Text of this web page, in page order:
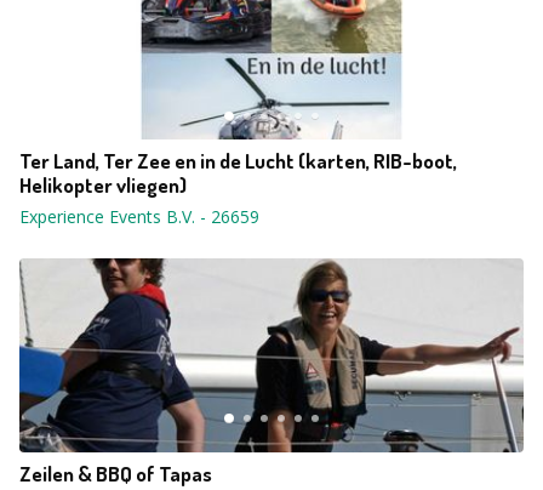
Ter Land, Ter Zee en in de Lucht (karten, RIB-boot,
Helikopter vliegen)
Experience Events B.V. - 26659
Zeilen & BBQ of Tapas